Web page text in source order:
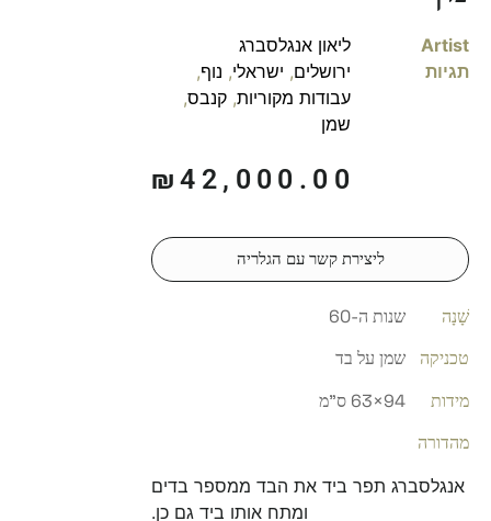
Artist
ליאון אנגלסברג
תגיות
ירושלים, ישראלי, נוף,
עבודות מקוריות, קנבס,
שמן
₪42,000.00
ליצירת קשר עם הגלריה
שָׁנָה
שנות ה-60
טכניקה
שמן על בד
מידות
94×63 ס"מ
מהדורה
אנגלסברג תפר ביד את הבד ממספר בדים
ומתח אותו ביד גם כן.